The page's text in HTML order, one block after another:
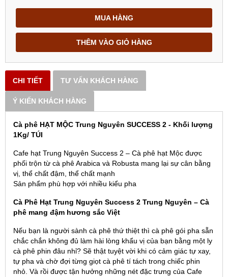
MUA HÀNG
THÊM VÀO GIỎ HÀNG
CHI TIẾT TƯ VẤN KHÁCH HÀNG
Ý KIẾN KHÁCH HÀNG
Cà phê HẠT MỘC Trung Nguyên SUCCESS 2 - Khối lượng
1Kg/ TÚI
Cafe hạt Trung Nguyên Success 2 – Cà phê hạt Mộc được
phối trộn từ cà phê Arabica và Robusta mang lại sự cân bằng
vị, thể chất đậm, thể chất mạnh
Sản phẩm phù hợp với nhiều kiểu pha
Cà Phê Hạt Trung Nguyên Success 2 Trung Nguyên – Cà
phê mang đậm hương sắc Việt
Nếu bạn là người sành cà phê thứ thiệt thì cà phê gói pha sẵn
chắc chắn không đủ làm hài lòng khẩu vị của bạn bằng một ly
cà phê phin đâu nhỉ? Sẽ thật tuyệt vời khi có cảm giác tự xay,
tự pha và chờ đợi từng giọt cà phê tí tách trong chiếc phin
nhỏ. Và rồi được tận hưởng những nét đặc trưng của Cafe